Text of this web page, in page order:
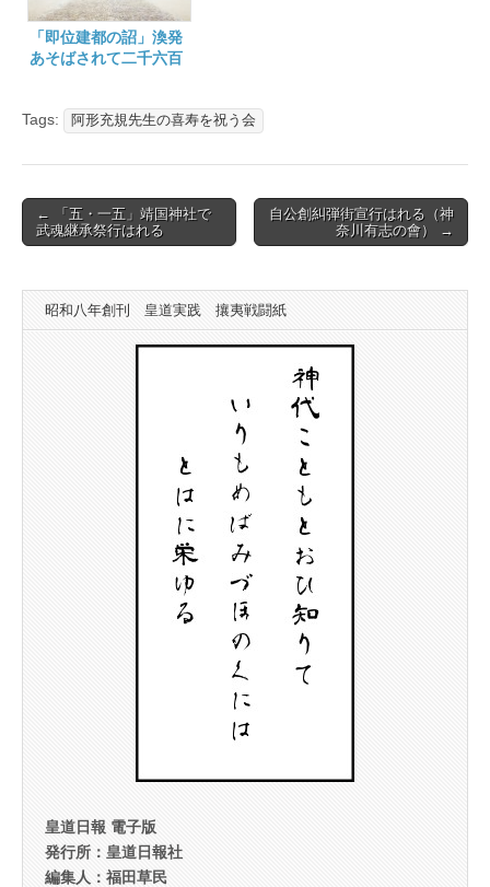
「即位建都の詔」渙発
あそばされて二千六百
Tags: 阿形充規先生の喜寿を祝う会
Post
navigation
← 「五・一五」靖国神社で
武魂継承祭行はれる
自公創糾弾街宣行はれる（神
奈川有志の會） →
昭和八年創刊 皇道実践 攘夷戦闘紙
皇道日報 電子版
発行所：皇道日報社
編集人：福田草民